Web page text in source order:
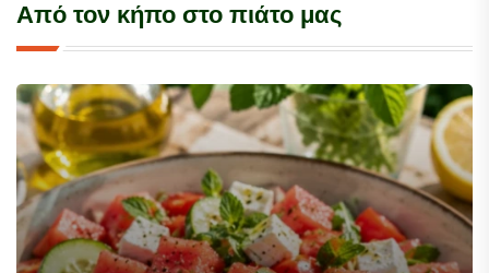
Από τον κήπο στο πιάτο μας